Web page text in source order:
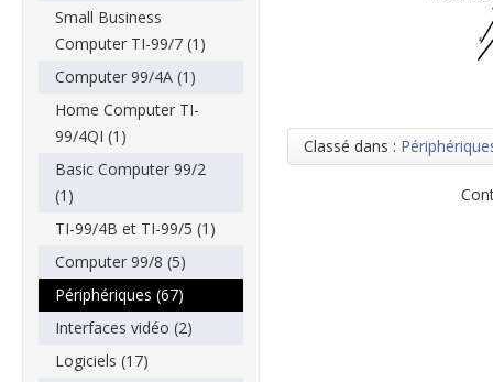
Small Business
Computer TI-99/7 (1)
Computer 99/4A (1)
Home Computer TI-
99/4QI (1)
Basic Computer 99/2
(1)
TI-99/4B et TI-99/5 (1)
Computer 99/8 (5)
Périphériques (67)
Interfaces vidéo (2)
Logiciels (17)
Classé dans :